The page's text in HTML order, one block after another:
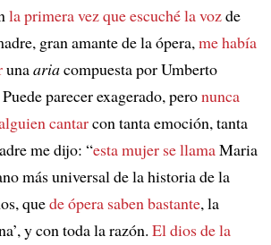
la primera vez que escuché la vozde
gran amante de la ópera,me había
unaariacompuesta por Umberto
parecer exagerado, peronunca
cantarcon tanta emoción, tanta
me dijo: “esta mujer se llamaMaria
más universal de la historia de la
quede ópera saben bastante, la
y con toda la razón. El dios de la